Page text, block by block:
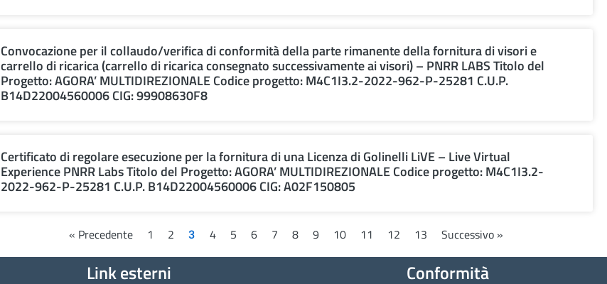
Convocazione per il collaudo/verifica di conformità della parte rimanente della fornitura di visori e
carrello di ricarica (carrello di ricarica consegnato successivamente ai visori) – PNRR LABS Titolo del
Progetto: AGORA’ MULTIDIREZIONALE Codice progetto: M4C1I3.2-2022-962-P-25281 C.U.P.
B14D22004560006 CIG: 99908630F8
Certificato di regolare esecuzione per la fornitura di una Licenza di Golinelli LiVE – Live Virtual
Experience PNRR Labs Titolo del Progetto: AGORA’ MULTIDIREZIONALE Codice progetto: M4C1I3.2-
2022-962-P-25281 C.U.P. B14D22004560006 CIG: A02F150805
« Precedente 1 2 3 4 5 6 7 8 9 10 11 12 13 Successivo »
Link esterni Conformità